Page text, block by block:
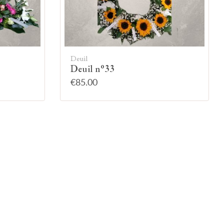
Deuil
Deuil n°33
€85.00